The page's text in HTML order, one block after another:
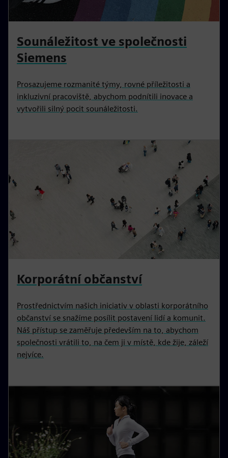
Sounáležitost ve společnosti
Siemens
Prosazujeme rozmanité týmy, rovné příležitosti a
inkluzivní pracoviště, abychom podnítili inovace a
vytvořili silný pocit sounáležitosti.
Korporátní občanství
Prostřednictvím našich iniciativ v oblasti korporátního
občanství se snažíme posílit postavení lidí a komunit.
Náš přístup se zaměřuje především na to, abychom
společnosti vrátili to, na čem ji v místě, kde žije, záleží
nejvíce.